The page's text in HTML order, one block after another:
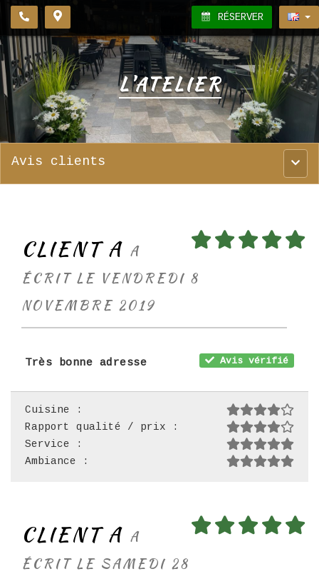
RÉSERVER
L'ATELIER
Menu
Avis clients
CLIENT A A
ÉCRIT LE VENDREDI 8
NOVEMBRE 2019
Avis vérifié
Très bonne adresse
Cuisine :
Rapport qualité / prix :
Service :
Ambiance :
CLIENT A A
ÉCRIT LE SAMEDI 28